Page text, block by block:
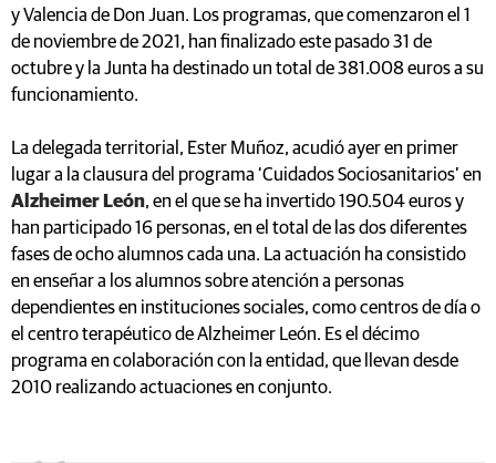
y Valencia de Don Juan. Los programas, que comenzaron el 1
de noviembre de 2021, han finalizado este pasado 31 de
octubre y la Junta ha destinado un total de 381.008 euros a su
funcionamiento.
La delegada territorial, Ester Muñoz, acudió ayer en primer
lugar a la clausura del programa ‘Cuidados Sociosanitarios’ en
Alzheimer León, en el que se ha invertido 190.504 euros y
han participado 16 personas, en el total de las dos diferentes
fases de ocho alumnos cada una. La actuación ha consistido
en enseñar a los alumnos sobre atención a personas
dependientes en instituciones sociales, como centros de día o
el centro terapéutico de Alzheimer León. Es el décimo
programa en colaboración con la entidad, que llevan desde
2010 realizando actuaciones en conjunto.